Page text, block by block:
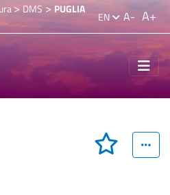
>DMS > PUGLIA
EN A- A+